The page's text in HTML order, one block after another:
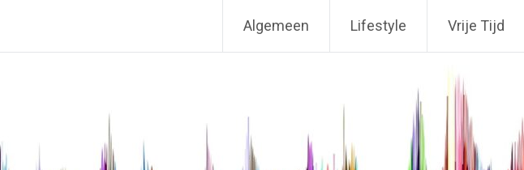
Algemeen Lifestyle Vrije Tijd